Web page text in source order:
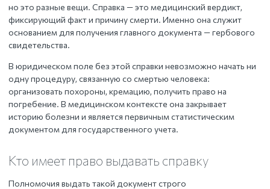
но это разные вещи. Справка — это медицинский вердикт,
фиксирующий факт и причину смерти. Именно она служит
основанием для получения главного документа — гербового
свидетельства.
В юридическом поле без этой справки невозможно начать ни
одну процедуру, связанную со смертью человека:
организовать похороны, кремацию, получить право на
погребение. В медицинском контексте она закрывает
историю болезни и является первичным статистическим
документом для государственного учета.
Кто имеет право выдавать справку
Полномочия выдать такой документ строго